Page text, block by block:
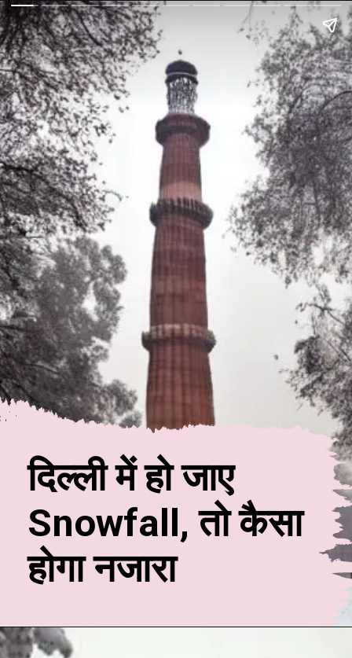
दिल्ली में हो जाए
Snowfall, तो कैसा
होगा नजारा